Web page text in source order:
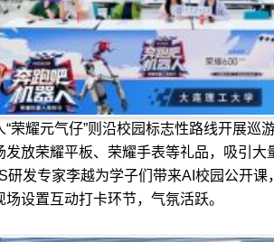
耀元气仔”则沿校园标志性路线开展巡
发放荣耀平板、荣耀手表等礼品，吸引
研发专家李越为学子们带来AI校园公开
设置互动打卡环节，气氛活跃。